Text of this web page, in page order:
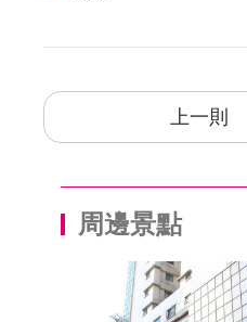
上一則
周邊景點